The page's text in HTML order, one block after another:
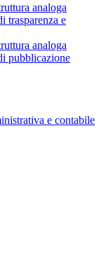
analoga
trasparenza e
analoga
pubblicazione
e contabile